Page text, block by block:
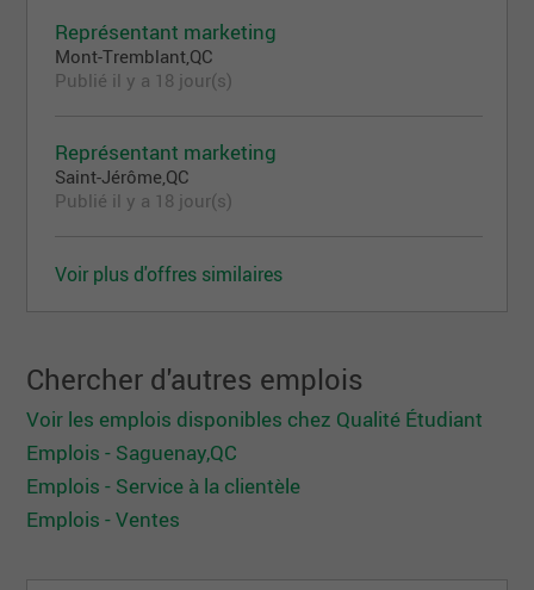
Représentant marketing
Mont-Tremblant,QC
Publié il y a 18 jour(s)
Représentant marketing
Saint-Jérôme,QC
Publié il y a 18 jour(s)
Voir plus d'offres similaires
Chercher d'autres emplois
Voir les emplois disponibles chez Qualité Étudiant
Emplois - Saguenay,QC
Emplois - Service à la clientèle
Emplois - Ventes